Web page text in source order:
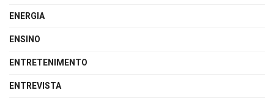
ENERGIA
ENSINO
ENTRETENIMENTO
ENTREVISTA